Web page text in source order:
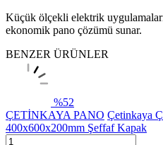
Küçük ölçekli elektrik
ekonomik pano çözümü sunar.
BENZER ÜRÜNLER
%52
ÇETİNKAYA PANO Çetinkaya
400x600x200mm Şeffaf Kapak